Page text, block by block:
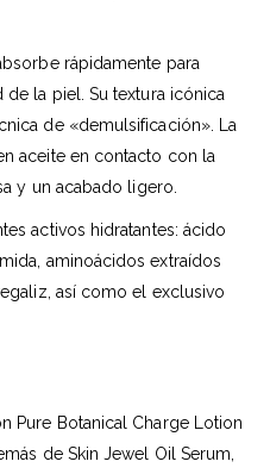
rápidamente para
la piel. Su textura icónica
de «demulsificación». La
aceite en contacto con la
y un acabado ligero.
activos hidratantes: ácido
aminoácidos extraídos
así como el exclusivo
Pure Botanical Charge Lotion
de Skin Jewel Oil Serum,